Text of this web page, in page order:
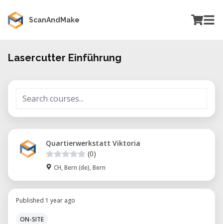
ScanAndMake
Lasercutter Einführung
Quartierwerkstatt Viktoria
(0)
CH, Bern (de), Bern
Published 1 year ago
ON-SITE